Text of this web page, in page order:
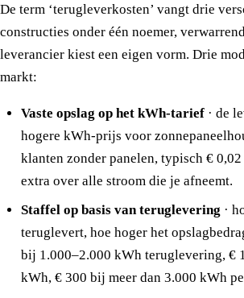
De term ‘terugleverkosten’ vangt drie
constructies onder één noemer,
leverancier kiest een eigen vorm. Drie
markt:
Vaste opslag op het kWh-tarief· de
hogere kWh-prijs voor
klanten zonder panelen, typisch €
extra over alle stroom die je afneemt.
Staffel op basis van teruglevering ·
teruglevert, hoe hoger het
bij 1.000–2.000 kWh teruglevering, €
kWh, € 300 bij meer dan 3.000 kWh